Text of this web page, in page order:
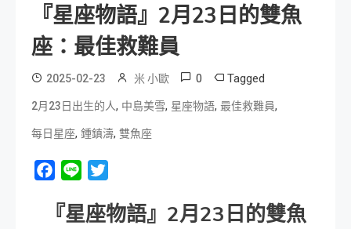
『星座物語』2月23日的雙魚
座：最佳救難員
2025-02-23 米 小歐 0 Tagged
2月23日出生的人, 中島美雪, 星座物語, 最佳救難員,
每日星座, 鍾鎮濤, 雙魚座
Facebook
Line
『星座物語』 2月23 日的雙魚